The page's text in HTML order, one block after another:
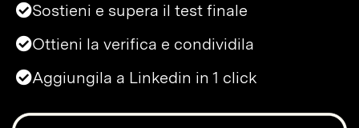
Sostieni e supera il test finale
Ottieni la verifica e condividila
Aggiungila a Linkedin in 1 click